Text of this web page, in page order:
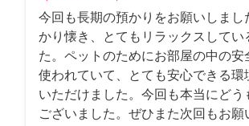
今回も長期の預かりをお願いしまし
かり懐き、とてもリラックスしてい
た。ペットのためにお部屋の中の安
使われていて、とても安心できる環
いただけました。今回も本当にどう
ございました。ぜひまた次回もお願